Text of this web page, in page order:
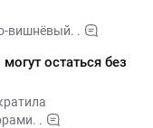
вишнёвый. .
остаться без
.